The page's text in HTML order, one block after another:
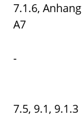
7.1.6, Anhang
A7
-
7.5, 9.1, 9.1.3